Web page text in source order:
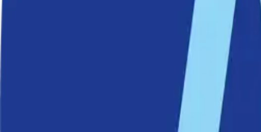
Historiskt steg för Östlig förbindelse – planeringen kan nu starta
Ordning och reda när Nacka kommuns årsbokslut summeras
Ny undersökning: Kraftigt missnöje med Slussens bussterminal
Allt färre söker ekonomiskt bistånd i Nacka
Klotterspanare: så ska klottret minska i Nacka
Kyrkviksparken får ny strandpromenad och fler mötesplatser
Höga löner och goda resultat i Nackas skolor.
Nacka går mot strömmen och toppar flertalet listor
Nya parker och badplats planeras vid Svindersviken